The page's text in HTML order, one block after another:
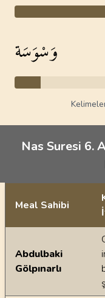
وَسْوَسَة
Nas Suresi 6.
Ayetin meallerindeki
Meal Sahibi
Abdulbaki
Gölpınarlı